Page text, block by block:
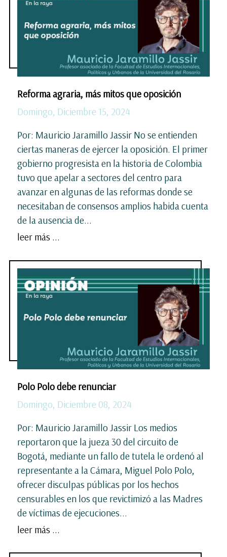
Reforma agraria, más mitos que oposición
Domingo, Diciembre 15, 2024
Por: Mauricio Jaramillo Jassir No se entienden
ciertas maneras de ejercer la oposición. El primer
gobierno progresista en la historia de Colombia
tuvo que apelar a sectores del centro para
avanzar en algunas de las reformas donde se
necesitaban de consensos amplios habida cuenta
de la ausencia de...
leer más ...
Polo Polo debe renunciar
Domingo, Diciembre 08, 2024
Por: Mauricio Jaramillo Jassir Los medios
reportaron que la jueza 30 del circuito de
Bogotá, mediante un fallo de tutela le ordenó al
representante a la Cámara, Miguel Polo Polo,
ofrecer disculpas públicas por los hechos
censurables en los que revictimizó a las Madres
de víctimas de ejecuciones...
leer más ...